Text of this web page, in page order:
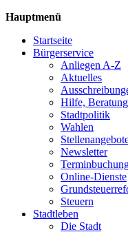
Hauptmenü
Startseite
Bürgerservice
Anliegen A-Z
Aktuelles
Hilfe,
Stadtpolitik
Wahlen
Newsletter
Online-Dienste
Steuern
Stadtleben
Die Stadt